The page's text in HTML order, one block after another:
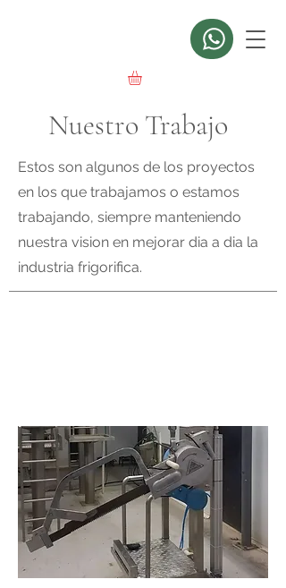
Nuestro Trabajo
Estos son algunos de los proyectos
en los que trabajamos o estamos
trabajando, siempre manteniendo
nuestra vision en mejorar dia a dia la
industria frigorifica.